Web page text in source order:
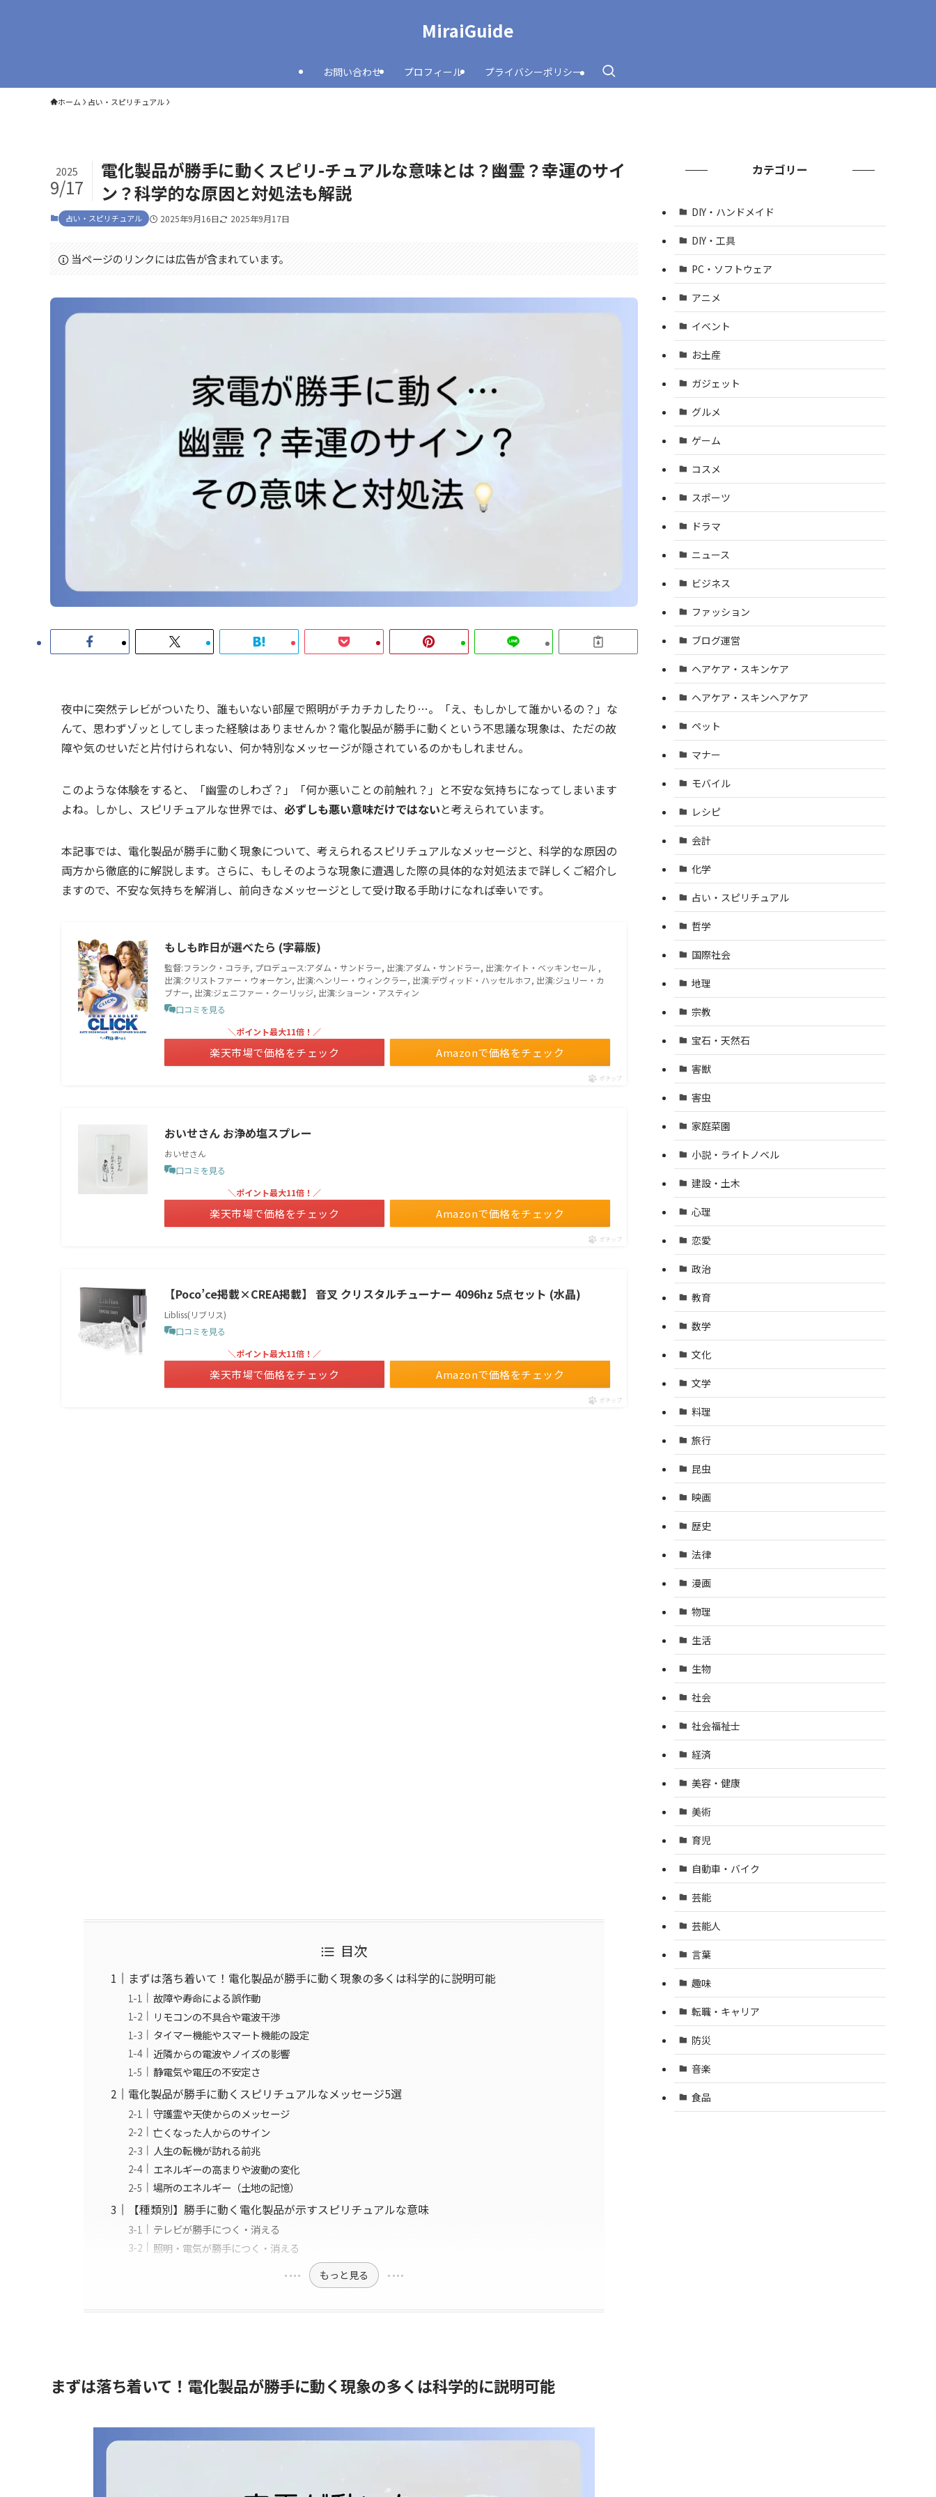
MiraiGuide
お問い合わせ プロフィール プライバシーポリシー
ホーム 占い・スピリチュアル
電化製品が勝手に動くスピリ-チュアルな意味とは？幽霊？幸運のサイ
ン？科学的な原因と対処法も解説
2025
9/17
占い・スピリチュアル 2025年9月16日 2025年9月17日
当ページのリンクには広告が含まれています。
夜中に突然テレビがついたり、誰もいない部屋で照明がチカチカしたり…。「え、もしかして誰かいるの？」な
んて、思わずゾッとしてしまった経験はありませんか？電化製品が勝手に動くという不思議な現象は、ただの故
障や気のせいだと片付けられない、何か特別なメッセージが隠されているのかもしれません。
このような体験をすると、「幽霊のしわざ？」「何か悪いことの前触れ？」と不安な気持ちになってしまいます
よね。しかし、スピリチュアルな世界では、 必ずしも悪い意味だけではないと考えられています。
本記事では、電化製品が勝手に動く現象について、考えられるスピリチュアルなメッセージと、科学的な原因の
両方から徹底的に解説します。さらに、もしそのような現象に遭遇した際の具体的な対処法まで詳しくご紹介し
ますので、不安な気持ちを解消し、前向きなメッセージとして受け取る手助けになれば幸いです。
もしも昨日が選べたら (字幕版)
監督:フランク・コラチ, プロデュース:アダム・サンドラー, 出演:アダム・サンドラー, 出演:ケイト・ベッキンセール ,
出演:クリストファー・ウォーケン, 出演:ヘンリー・ウィンクラー, 出演:デヴィッド・ハッセルホフ, 出演:ジュリー・カ
ブナー, 出演:ジェニファー・クーリッジ, 出演:ショーン・アスティン
口コミを見る
Amazonで価格をチェック
＼ポイント最大11倍！／
楽天市場で価格をチェック
ポチップ
おいせさん お浄め塩スプレー
おいせさん
口コミを見る
Amazonで価格をチェック
＼ポイント最大11倍！／
楽天市場で価格をチェック
ポチップ
【Poco’ce掲載×CREA掲載】 音叉 クリスタルチューナー 4096hz 5点セット (水晶)
Libliss(リブリス)
口コミを見る
Amazonで価格をチェック
＼ポイント最大11倍！／
楽天市場で価格をチェック
ポチップ
目次
まずは落ち着いて！電化製品が勝手に動く現象の多くは科学的に説明可能
故障や寿命による誤作動
リモコンの不具合や電波干渉
タイマー機能やスマート機能の設定
近隣からの電波やノイズの影響
静電気や電圧の不安定さ
電化製品が勝手に動くスピリチュアルなメッセージ5選
守護霊や天使からのメッセージ
亡くなった人からのサイン
人生の転機が訪れる前兆
エネルギーの高まりや波動の変化
場所のエネルギー（土地の記憶）
【種類別】勝手に動く電化製品が示すスピリチュアルな意味
テレビが勝手につく・消える
照明・電気が勝手につく・消える
もっと見る
まずは落ち着いて！電化製品が勝手に動く現象の多くは科学的に説明可能
カテゴリー
DIY・ハンドメイド
DIY・工具
PC・ソフトウェア
アニメ
イベント
お土産
ガジェット
グルメ
ゲーム
コスメ
スポーツ
ドラマ
ニュース
ビジネス
ファッション
ブログ運営
ヘアケア・スキンケア
ヘアケア・スキンヘアケア
ペット
マナー
モバイル
レシピ
会計
化学
占い・スピリチュアル
哲学
国際社会
地理
宗教
宝石・天然石
害獣
害虫
家庭菜園
小説・ライトノベル
建設・土木
心理
恋愛
政治
教育
数学
文化
文学
料理
旅行
昆虫
映画
歴史
法律
漫画
物理
生活
生物
社会
社会福祉士
経済
美容・健康
美術
育児
自動車・バイク
芸能
芸能人
言葉
趣味
転職・キャリア
防災
音楽
食品